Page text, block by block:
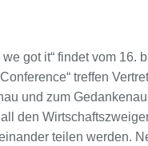
got it“ findet vom 16.
treffen
und zum
den
teilen werden.